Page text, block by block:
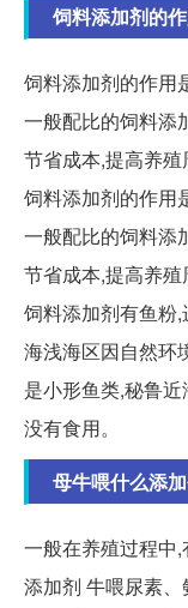
饲料添加剂的
饲料添加剂的作用
一般配比的饲料添
节省成本,提高养
饲料添加剂的作用
一般配比的饲料添
节省成本,提高养
饲料添加剂有鱼粉
海浅海区因自然环
是小形鱼类,秘鲁
没有食用。
母牛喂什么添
一般在养殖过程中
添加剂 牛喂尿素